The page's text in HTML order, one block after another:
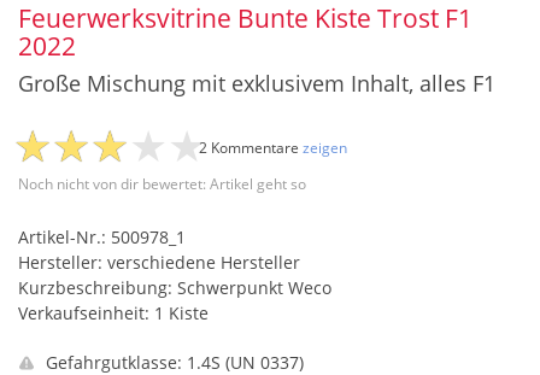
Feuerwerksvitrine Bunte Kiste Trost F1
2022
Große Mischung mit exklusivem Inhalt, alles F1
Noch nicht von dir bewertet: Artikel geht so
2 Kommentare zeigen
Artikel-Nr.: 500978_1
Hersteller: verschiedene Hersteller
Kurzbeschreibung: Schwerpunkt Weco
Verkaufseinheit: 1 Kiste
Gefahrgutklasse: 1.4S (UN 0337)